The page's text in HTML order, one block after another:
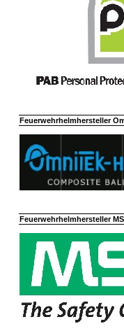
Feuerwehrhelmhersteller
Feuerwehrhelmhersteller